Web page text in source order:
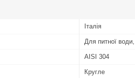
Італія
Для питної
AISI 304
Кругле